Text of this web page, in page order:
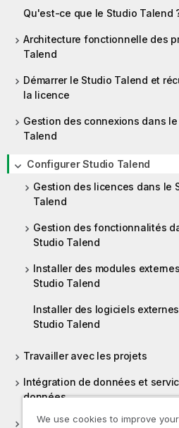
Qu'est-ce que le Studio Talend
Architecture fonctionnelle des
Talend
Démarrer le Studio Talend et
la licence
Gestion des connexions dans
Talend
Configurer Studio Talend
Gestion des licences dans le
Talend
Gestion des fonctionnalités
Studio Talend
Installer des modules
Studio Talend
Installer des logiciels
Studio Talend
Travailler avec les projets
Intégration de données et
données
Big Data
We use cookies to improve